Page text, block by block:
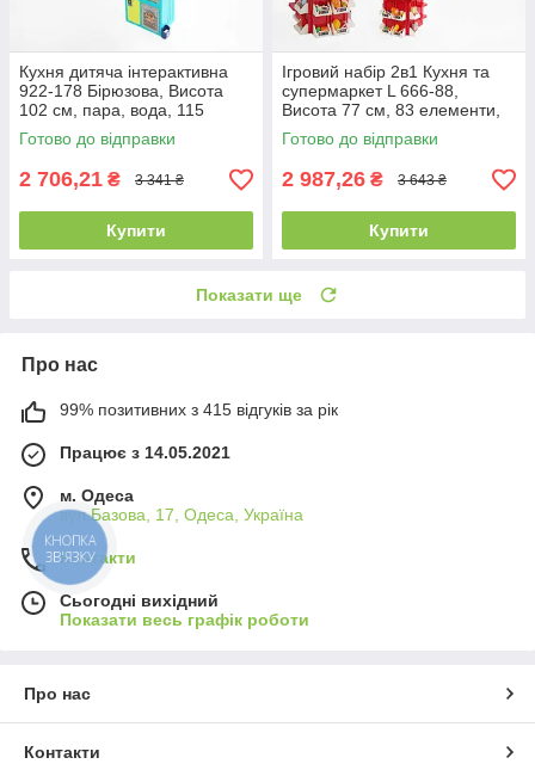
Кухня дитяча інтерактивна
922-178 Бірюзова, Висота
102 см, пара, вода, 115
аксесуарів, звук, світло
Готово до відправки
2 706,21 ₴ 3 341 ₴
Купити
Ігровий набір 2в1 Кухня та
супермаркет L 666-88,
Висота 77 см, 83 елементи,
пара, вода, лід, сканер
Готово до відправки
2 987,26 ₴ 3 643 ₴
Купити
Показати ще
Про нас
99% позитивних з 415 відгуків за рік
Працює з 14.05.2021
м. Одеса
вул.Базова, 17, Одеса, Україна
Контакти
Сьогодні вихідний
Показати весь графік роботи
Про нас
Контакти
КНОПКА
ЗВ'ЯЗКУ